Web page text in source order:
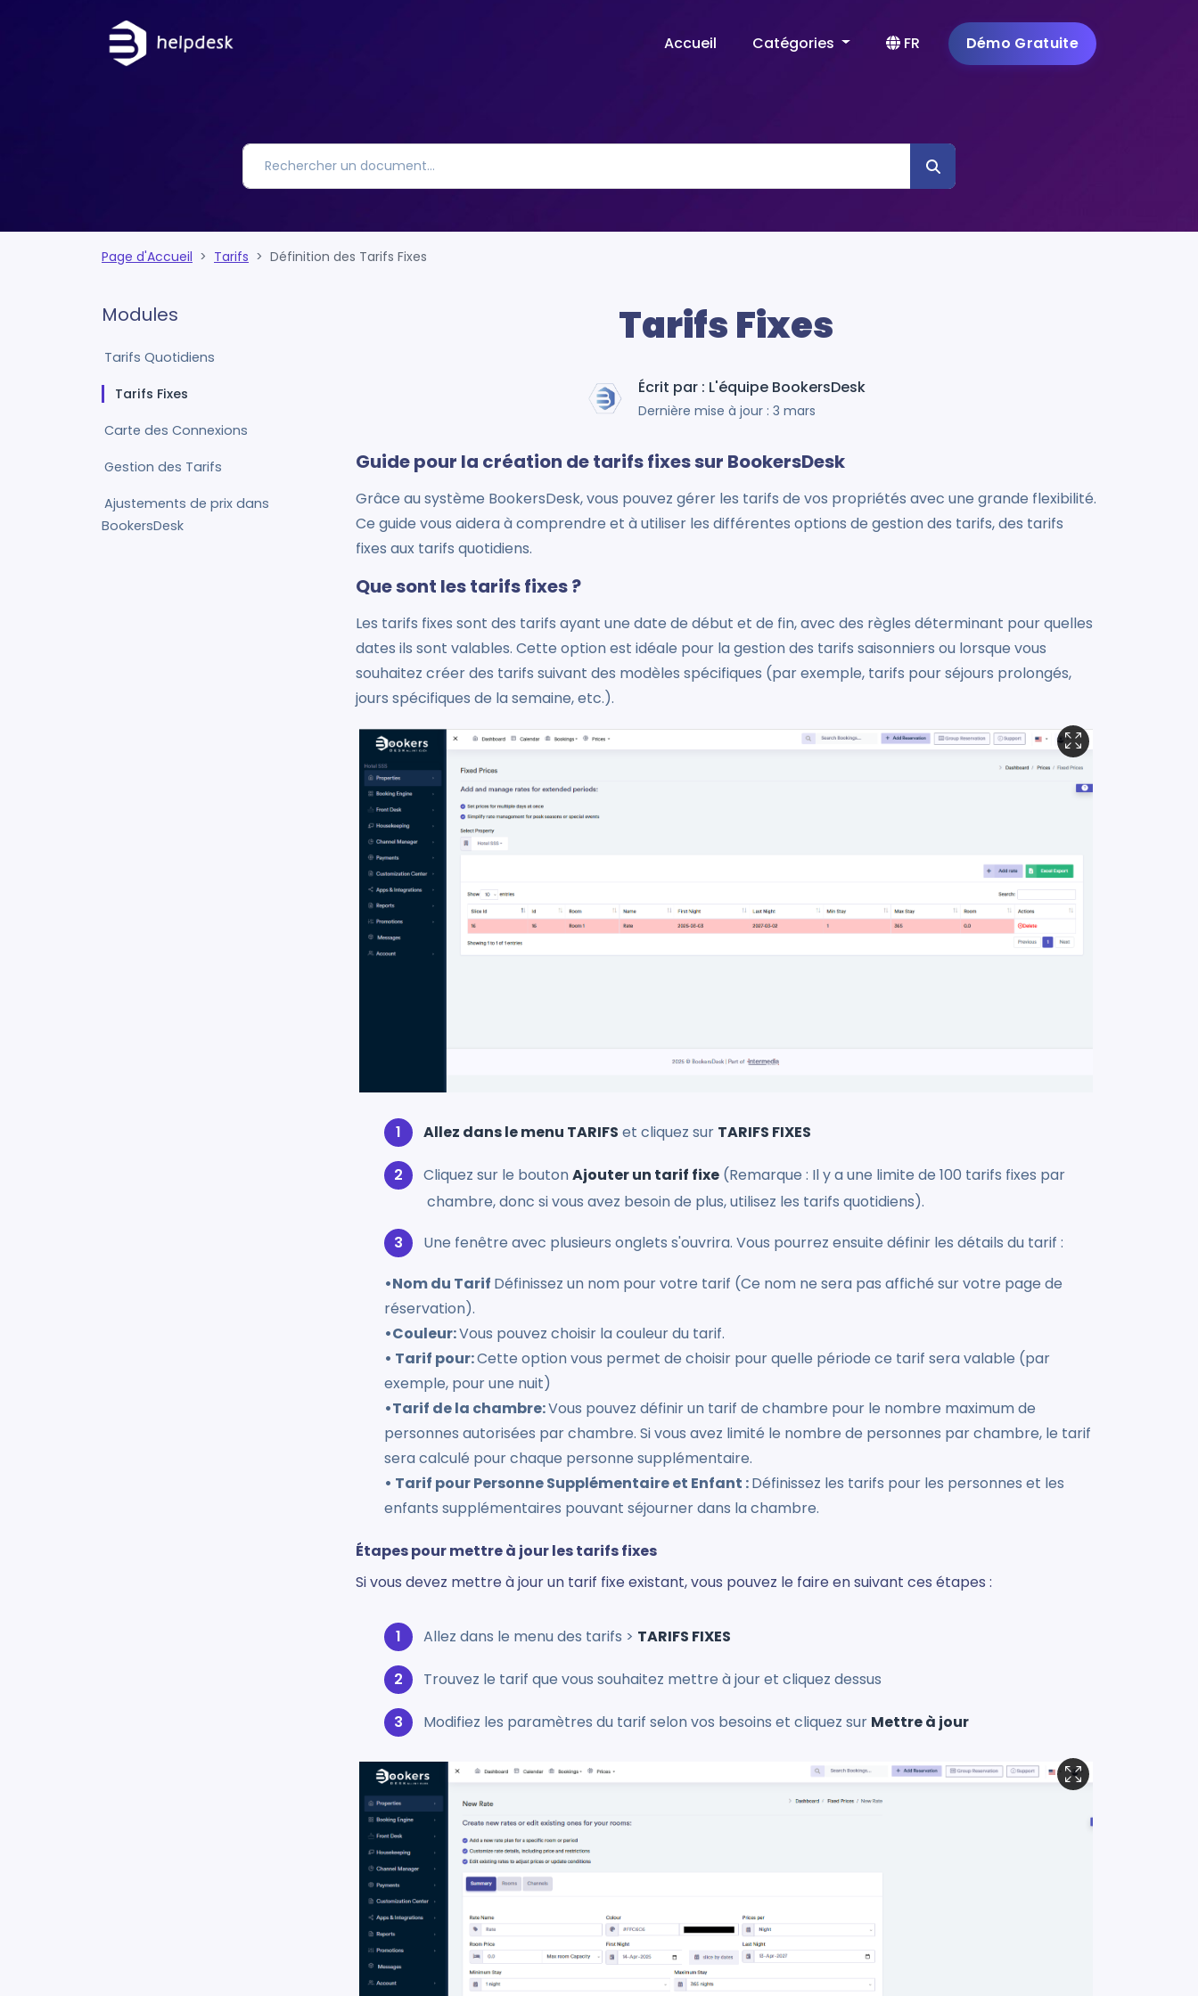
Accueil Catégories FR Démo Gratuite
Page d'Accueil Tarifs Définition des Tarifs Fixes
Tarifs Fixes
Écrit par : L'équipe BookersDesk
Dernière mise à jour : 3 mars
Guide pour la création de tarifs fixes sur BookersDesk
Grâce au système BookersDesk, vous pouvez gérer les tarifs de vos propriétés avec une grande flexibilité.
Ce guide vous aidera à comprendre et à utiliser les différentes options de gestion des tarifs, des tarifs
fixes aux tarifs quotidiens.
Que sont les tarifs fixes ?
Les tarifs fixes sont des tarifs ayant une date de début et de fin, avec des règles déterminant pour quelles
dates ils sont valables. Cette option est idéale pour la gestion des tarifs saisonniers ou lorsque vous
souhaitez créer des tarifs suivant des modèles spécifiques (par exemple, tarifs pour séjours prolongés,
jours spécifiques de la semaine, etc.).
Allez dans le menu TARIFS et cliquez sur TARIFS FIXES
Cliquez sur le boutonAjouter un tarif fixe (Remarque : Il y a une limite de 100 tarifs fixes par
chambre, donc si vous avez besoin de plus, utilisez les tarifs quotidiens).
Une fenêtre avec plusieurs onglets s'ouvrira. Vous pourrez ensuite définir les détails du tarif :
•Nom du Tarif Définissez un nom pour votre tarif (Ce nom ne sera pas affiché sur votre page de
réservation).
•Couleur:Vous pouvez choisir la couleur du tarif.
• Tarif pour:Cette option vous permet de choisir pour quelle période ce tarif sera valable (par
exemple, pour une nuit)
•Tarif de la chambre:Vous pouvez définir un tarif de chambre pour le nombre maximum de
personnes autorisées par chambre. Si vous avez limité le nombre de personnes par chambre, le tarif
sera calculé pour chaque personne supplémentaire.
• Tarif pour Personne Supplémentaire et Enfant :Définissez les tarifs pour les personnes et les
enfants supplémentaires pouvant séjourner dans la chambre.
Étapes pour mettre à jour les tarifs fixes
Si vous devez mettre à jour un tarif fixe existant, vous pouvez le faire en suivant ces étapes :
Allez dans le menu des tarifs > TARIFS FIXES
Trouvez le tarif que vous souhaitez mettre à jour et cliquez dessus
Modifiez les paramètres du tarif selon vos besoins et cliquez sur Mettre à jour
Modules
Tarifs Quotidiens
Tarifs Fixes
Carte des Connexions
Gestion des Tarifs
Ajustements de prix dans
BookersDesk